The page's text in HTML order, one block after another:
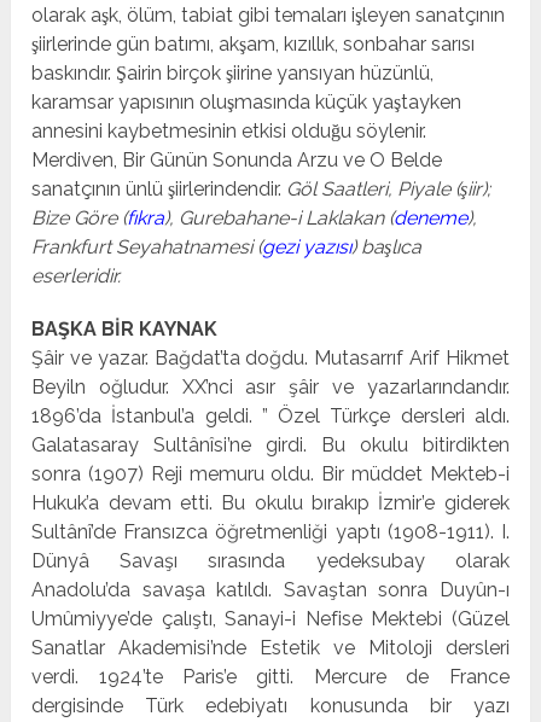
olarak aşk, ölüm, tabiat gibi temaları işleyen sanatçının
şiirlerinde gün batımı, akşam, kızıllık, sonbahar sarısı
baskındır. Şairin birçok şiirine yansıyan hüzünlü,
karamsar yapısının oluşmasında küçük yaştayken
annesini kaybetmesinin etkisi olduğu söylenir.
Merdiven, Bir Günün Sonunda Arzu ve O Belde
sanatçının ünlü şiirlerindendir. Göl Saatleri, Piyale (şiir);
Bize Göre (fıkra), Gurebahane-i Laklakan (deneme),
Frankfurt Seyahatnamesi (gezi yazısı) başlıca
eserleridir.
BAŞKA BİR KAYNAK
Şâir ve yazar. Bağdat’ta doğdu. Mutasarrıf Arif Hikmet
Beyiln oğludur. XX’nci asır şâir ve yazarlarındandır.
1896’da İstanbul’a geldi. ” Özel Türkçe dersleri aldı.
Galatasaray Sultânîsi’ne girdi. Bu okulu bitirdikten
sonra (1907) Reji memuru oldu. Bir müddet Mekteb-i
Hukuk’a devam etti. Bu okulu bı­rakıp İzmir’e giderek
Sultânî’de Fransızca öğretmenliği yaptı (1908-1911). I.
Dünyâ Savaşı sırasında yedeksubay ola­rak
Anadolu’da savaşa katıldı. Savaştan sonra Duyûn-ı
Umûmiyye’de çalıştı, Sanayi-i Nefise Mektebi (Güzel
Sanat­lar Akademisi’nde Estetik ve Mitoloji dersleri
verdi. 1924’te Paris’e gitti. Mercure de France
dergisinde Türk edebiyatı konusunda bir yazı